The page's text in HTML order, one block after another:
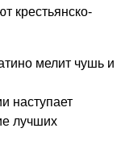
крестьянско-
мелит чушь и
наступает
лучших